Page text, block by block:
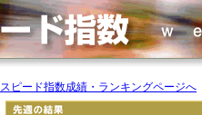
スピード指数成績・ランキングページへ